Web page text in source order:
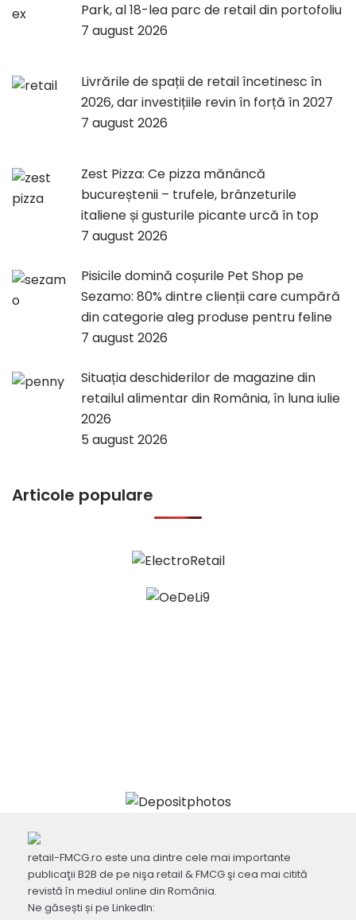
Park, al 18-lea parc de retail din portofoliu
7 august 2026
Livrările de spații de retail încetinesc în
2026, dar investițiile revin în forță în 2027
7 august 2026
Zest Pizza: Ce pizza mănâncă
bucureștenii – trufele, brânzeturile
italiene și gusturile picante urcă în top
7 august 2026
Pisicile domină coșurile Pet Shop pe
Sezamo: 80% dintre clienții care cumpără
din categorie aleg produse pentru feline
7 august 2026
Situația deschiderilor de magazine din
retailul alimentar din România, în luna iulie
2026
5 august 2026
Articole populare
retail-FMCG.ro este una dintre cele mai importante
publicaţii B2B de pe nişa retail & FMCG şi cea mai citită
revistă în mediul online din România.
Ne găsești și pe LinkedIn: